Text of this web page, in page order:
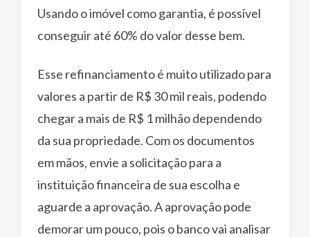
Usando o imóvel como garantia, é possível
conseguir até 60% do valor desse bem.
Esse refinanciamento é muito utilizado para
valores a partir de R$ 30 mil reais, podendo
chegar a mais de R$ 1 milhão dependendo
da sua propriedade. Com os documentos
em mãos, envie a solicitação para a
instituição financeira de sua escolha e
aguarde a aprovação. A aprovação pode
demorar um pouco, pois o banco vai analisar